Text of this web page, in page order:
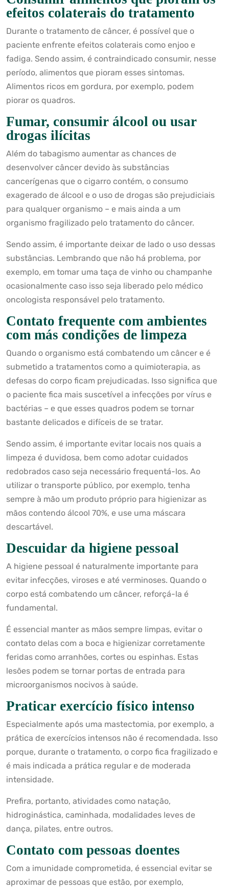
efeitos colaterais do tratamento
Durante o tratamento de câncer, é possível que o
paciente enfrente efeitos colaterais como enjoo e
fadiga. Sendo assim, é contraindicado consumir, nesse
período, alimentos que pioram esses sintomas.
Alimentos ricos em gordura, por exemplo, podem
piorar os quadros.
Fumar, consumir álcool ou usar
drogas ilícitas
Além do tabagismo aumentar as chances de
desenvolver câncer devido às substâncias
cancerígenas que o cigarro contém, o consumo
exagerado de álcool e o uso de drogas são prejudiciais
para qualquer organismo – e mais ainda a um
organismo fragilizado pelo tratamento do câncer.
Sendo assim, é importante deixar de lado o uso dessas
substâncias. Lembrando que não há problema, por
exemplo, em tomar uma taça de vinho ou champanhe
ocasionalmente caso isso seja liberado pelo médico
oncologista responsável pelo tratamento.
Contato frequente com ambientes
com más condições de limpeza
Quando o organismo está combatendo um câncer e é
submetido a tratamentos como a quimioterapia, as
defesas do corpo ficam prejudicadas. Isso significa que
o paciente fica mais suscetível a infecções por vírus e
bactérias – e que esses quadros podem se tornar
bastante delicados e difíceis de se tratar.
Sendo assim, é importante evitar locais nos quais a
limpeza é duvidosa, bem como adotar cuidados
redobrados caso seja necessário frequentá-los. Ao
utilizar o transporte público, por exemplo, tenha
sempre à mão um produto próprio para higienizar as
mãos contendo álcool 70%, e use uma máscara
descartável.
Descuidar da higiene pessoal
A higiene pessoal é naturalmente importante para
evitar infecções, viroses e até verminoses. Quando o
corpo está combatendo um câncer, reforçá-la é
fundamental.
É essencial manter as mãos sempre limpas, evitar o
contato delas com a boca e higienizar corretamente
feridas como arranhões, cortes ou espinhas. Estas
lesões podem se tornar portas de entrada para
microorganismos nocivos à saúde.
Praticar exercício físico intenso
Especialmente após uma mastectomia, por exemplo, a
prática de exercícios intensos não é recomendada. Isso
porque, durante o tratamento, o corpo fica fragilizado e
é mais indicada a prática regular e de moderada
intensidade.
Prefira, portanto, atividades como natação,
hidroginástica, caminhada, modalidades leves de
dança, pilates, entre outros.
Contato com pessoas doentes
Com a imunidade comprometida, é essencial evitar se
aproximar de pessoas que estão, por exemplo,